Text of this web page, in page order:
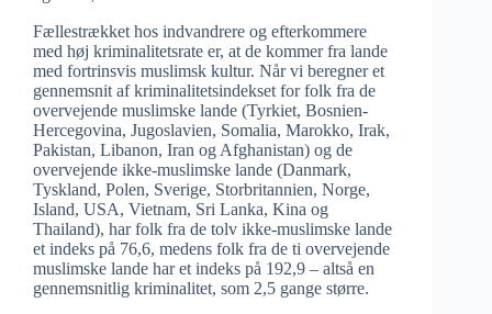
Fællestrækket hos indvandrere og efterkommere
med høj kriminalitetsrate er, at de kommer fra lande
med fortrinsvis muslimsk kultur. Når vi beregner et
gennemsnit af kriminalitetsindekset for folk fra de
overvejende muslimske lande (Tyrkiet, Bosnien-
Hercegovina, Jugoslavien, Somalia, Marokko, Irak,
Pakistan, Libanon, Iran og Afghanistan) og de
overvejende ikke-muslimske lande (Danmark,
Tyskland, Polen, Sverige, Storbritannien, Norge,
Island, USA, Vietnam, Sri Lanka, Kina og
Thailand), har folk fra de tolv ikke-muslimske lande
et indeks på 76,6, medens folk fra de ti overvejende
muslimske lande har et indeks på 192,9 – altså en
gennemsnitlig kriminalitet, som 2,5 gange større.